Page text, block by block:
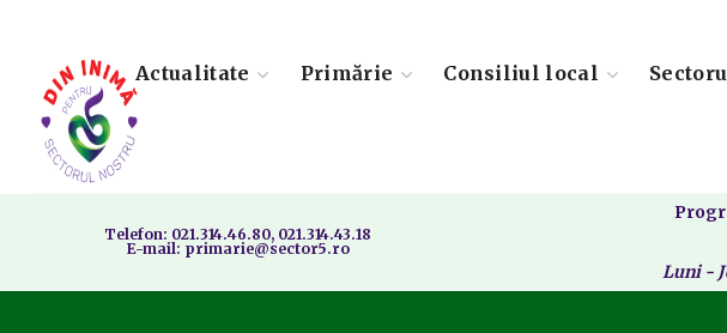
Actualitate Primărie Consiliul local
Telefon: 021.314.46.80, 021.314.43.18
E-mail: primarie@sector5.ro
Luni -